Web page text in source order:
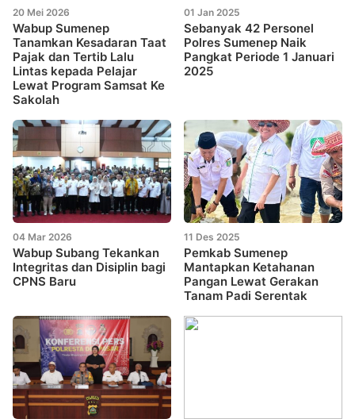
20 Mei 2026
Wabup Sumenep
Tanamkan Kesadaran Taat
Pajak dan Tertib Lalu
Lintas kepada Pelajar
Lewat Program Samsat Ke
Sakolah
01 Jan 2025
Sebanyak 42 Personel
Polres Sumenep Naik
Pangkat Periode 1 Januari
2025
04 Mar 2026
Wabup Subang Tekankan
Integritas dan Disiplin bagi
CPNS Baru
11 Des 2025
Pemkab Sumenep
Mantapkan Ketahanan
Pangan Lewat Gerakan
Tanam Padi Serentak